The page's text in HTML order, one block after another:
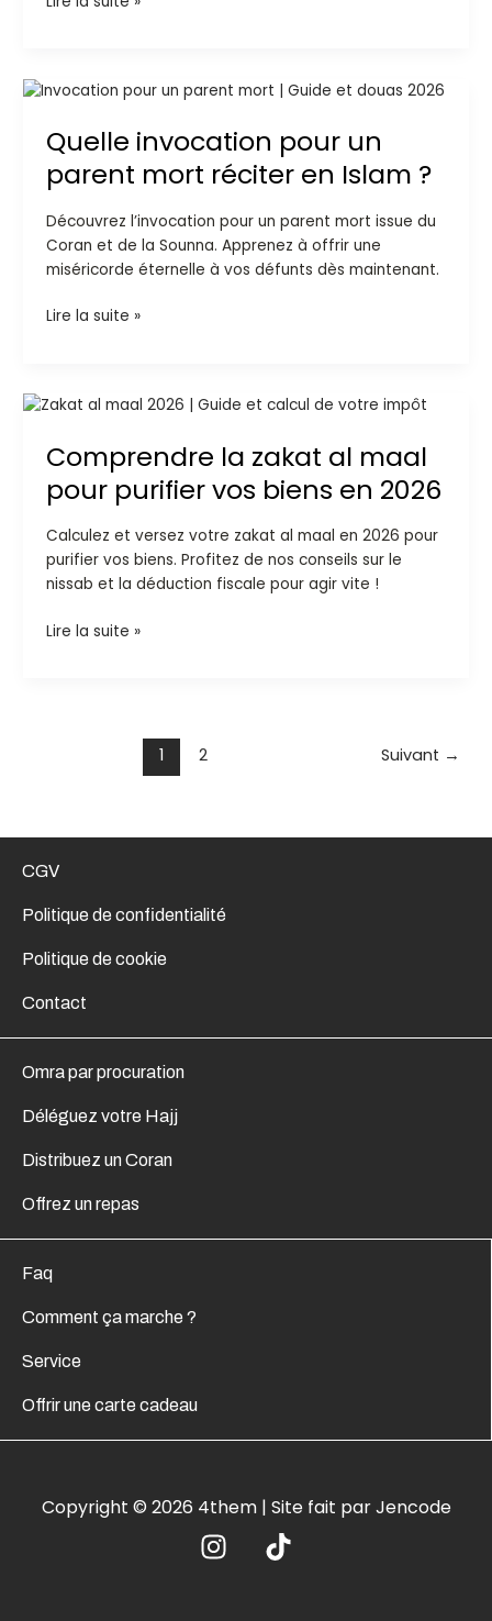
Quelle invocation pour un
parent mort réciter en Islam ?
Découvrez l’invocation pour un parent mort issue du
Coran et de la Sounna. Apprenez à offrir une
miséricorde éternelle à vos défunts dès maintenant.
Quelle
pour
parent
mort
en
?Lire la suite »
Comprendre la zakat al maal
pour purifier vos biens en 2026
Calculez et versez votre zakat al maal en 2026 pour
purifier vos biens. Profitez de nos conseils sur le
nissab et la déduction fiscale pour agir vite !
Comprendre
zakat
maal
pour
purifier
vos
en
Lire la suite »
1 2 Suivant →
CGV
Politique de confidentialité
Politique de cookie
Contact
Omra par procuration
Déléguez votre Hajj
Distribuez un Coran
Offrez un repas
Faq
Comment ça marche ?
Service
Offrir une carte cadeau
Copyright © 2026 4them | Site fait par Jencode
I
n
T
i